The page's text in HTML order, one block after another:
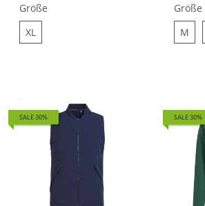
Größe
XL
Größe
M
SALE 30% SALE 30%